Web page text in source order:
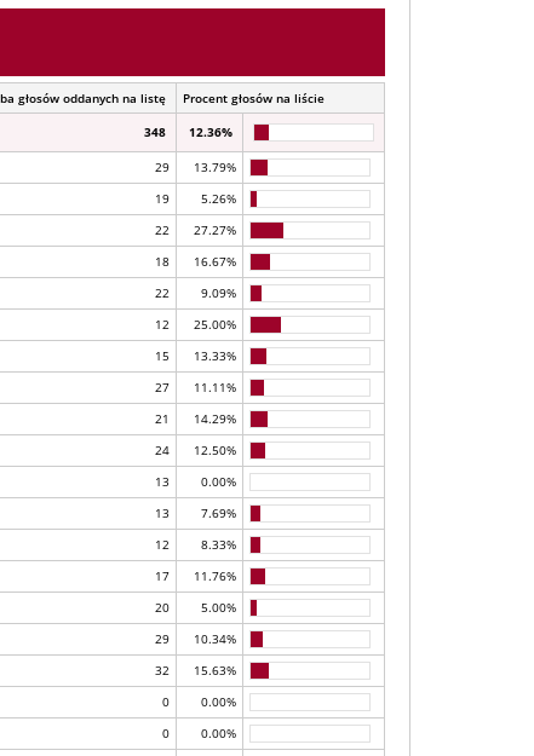
głosów oddanych na listę
Procent głosów na liście
348 12.36%
29
13.79%
19
5.26%
22
27.27%
18
16.67%
22
9.09%
12
25.00%
15
13.33%
27
11.11%
21
14.29%
24
12.50%
13
0.00%
13
7.69%
12
8.33%
17
11.76%
20
5.00%
29
10.34%
32
15.63%
0
0.00%
0 0.00%